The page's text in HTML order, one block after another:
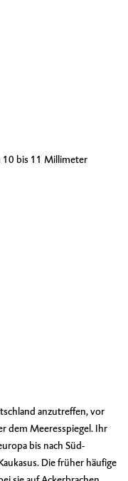
bis 11 Millimeter
anzutreffen, vor
dem Meeresspiegel. Ihr
bis nach Süd-
Die früher häufige